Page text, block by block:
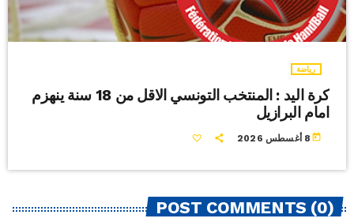
رياضة
كرة اليد : المنتخب التونسي الاقل من 18 سنة ينهزم
امام البرازيل
today 8 أغسطس 2026
POST COMMENTS (0)